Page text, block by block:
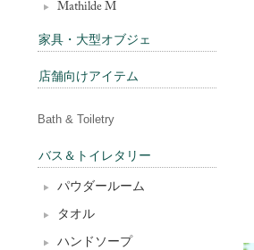
Mathilde M
家具・大型オブジェ
店舗向けアイテム
Bath & Toiletry
バス＆トイレタリー
パウダールーム
タオル
ハンドソープ